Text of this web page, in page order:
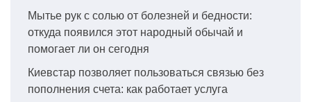
Мытье рук с солью от болезней и бедности:
откуда появился этот народный обычай и
помогает ли он сегодня
Киевстар позволяет пользоваться связью без
пополнения счета: как работает услуга